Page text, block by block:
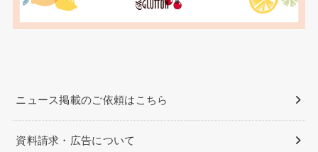
ニュース掲載のご依頼はこちら
資料請求・広告について